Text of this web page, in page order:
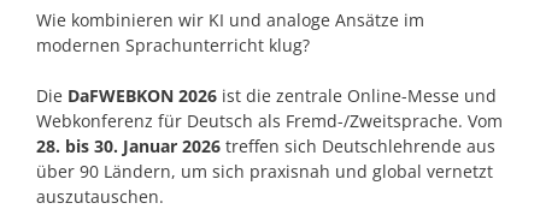
Wie kombinieren wir KI und analoge Ansätze im
modernen Sprachunterricht klug?
Die DaFWEBKON 2026 ist die zentrale Online-Messe und
Webkonferenz für Deutsch als Fremd-/Zweitsprache. Vom
28. bis 30. Januar 2026 treffen sich Deutschlehrende aus
über 90 Ländern, um sich praxisnah und global vernetzt
auszutauschen.